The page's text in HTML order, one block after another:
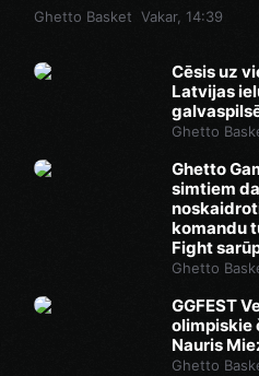
Ghetto Basket Vakar, 14:39
Cēsis uz
Latvijas
Ghetto
Ghetto
simtiem
komandu
Fight
Ghetto
GGFEST
olimpiskie
Nauris
Ghetto